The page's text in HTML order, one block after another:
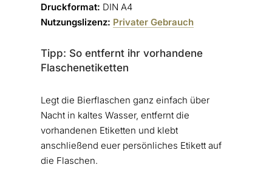
Druckformat: DIN A4
Nutzungslizenz: Privater Gebrauch
Tipp: So entfernt ihr vorhandene
Flaschenetiketten
Legt die Bierflaschen ganz einfach über
Nacht in kaltes Wasser, entfernt die
vorhandenen Etiketten und klebt
anschließend euer persönliches Etikett auf
die Flaschen.